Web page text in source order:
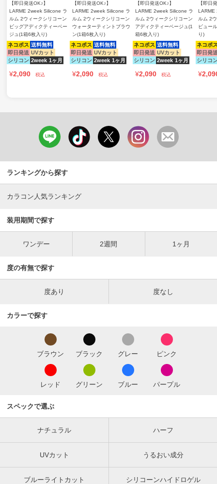
【即日発送OK♪】
LARME 2week Silicone ラ
ルム 2ウィークシリコーン
ビッグアディクティーベー
ジュ(1箱6枚入り)
ネコポス 送料無料
即日発送 UVカット
シリコン 2week 1ヶ月
¥2,090 税込
【即日発送OK♪】
LARME 2week Silicone ラ
ルム 2ウィークシリコーン
ウォーターティントブラウ
ン(1箱6枚入り)
ネコポス 送料無料
即日発送 UVカット
シリコン 2week 1ヶ月
¥2,090 税込
【即日発送OK♪】
LARME 2week Silicone ラ
ルム 2ウィークシリコーン
アディクティーベージュ(1
箱6枚入り)
ネコポス 送料無料
即日発送 UVカット
シリコン 2week 1ヶ月
¥2,090 税込
【即日
LARME
ルム 2
ピュー
り)
ネコポ
即日発
シリコ
¥
ランキングから探す
カラコン人気ランキング
装用期間で探す
ワンデー 2週間 1ヶ月
度の有無で探す
度あり 度なし
カラーで探す
ブラウン ブラック グレー ピンク
レッド グリーン ブルー パープル
スペックで選ぶ
ナチュラル ハーフ
UVカット うるおい成分
ブルーライトカット シリコーンハイドロゲル